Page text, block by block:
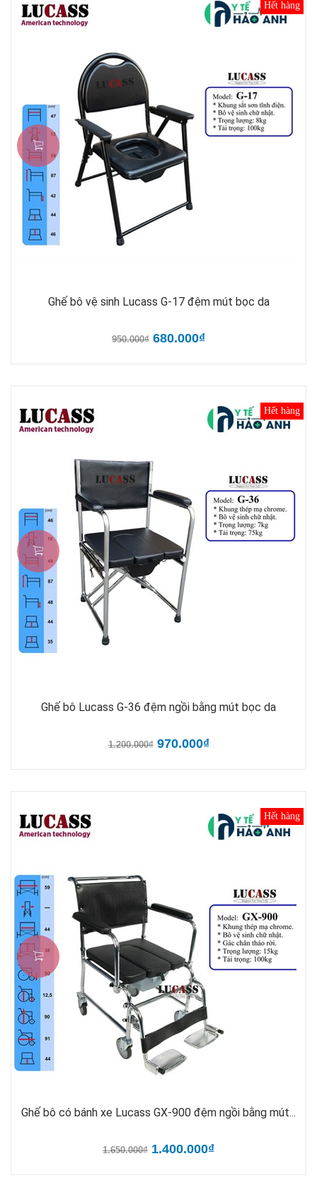
Hết hàng
Ghế bô vệ sinh Lucass G-17 đệm mút bọc da
950.000₫ 680.000₫
Hết hàng
Ghế bô Lucass G-36 đệm ngồi bằng mút bọc da
1.200.000₫970.000₫
Hết hàng
Ghế bô có bánh xe Lucass GX-900 đệm ngồi bằng mút...
1.650.000₫ 1.400.000₫